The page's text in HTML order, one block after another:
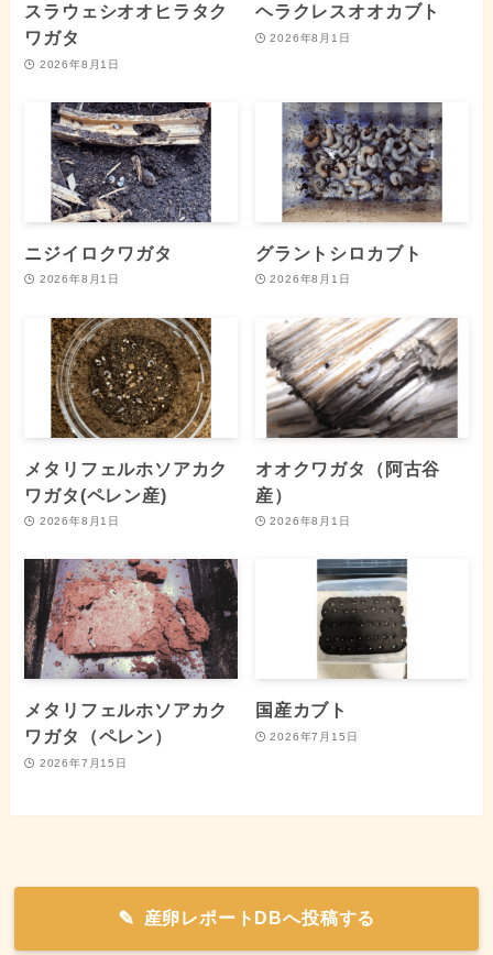
スラウェシオオヒラタク
ワガタ
2026年8月1日
ヘラクレスオオカブト
2026年8月1日
ニジイロクワガタ
2026年8月1日
グラントシロカブト
2026年8月1日
メタリフェルホソアカク
ワガタ(ペレン産)
2026年8月1日
オオクワガタ（阿古谷
産）
2026年8月1日
メタリフェルホソアカク
ワガタ（ペレン）
2026年7月15日
国産カブト
2026年7月15日
産卵レポートDBへ投稿する